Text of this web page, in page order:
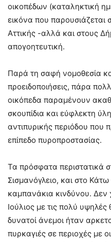
οικοπέδων (καταληκτική
εικόνα που παρουσιάζεται
Αττικής -αλλά και στους
απογοητευτική.
Παρά τη σαφή νομοθεσία
προειδοποιήσεις, πάρα
οικόπεδα παραμένουν
σκουπίδια και εύφλεκτη
αντιπυρικής περιόδου που
επίπεδο πυροπροστασίας.
Τα πρόσφατα περιστατικά
Σισμανόγλειο, και στο
καμπανάκια κινδύνου. Δεν
Ιούλιος με τις πολύ
δυνατοί άνεμοι ήταν
πυρκαγιές σε περιοχές με